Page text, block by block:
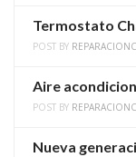
Termostato
POST BY
Aire
POST BY
Nueva